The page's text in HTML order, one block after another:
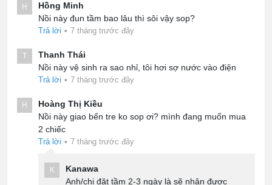
H
Hồng Minh
Nồi này đun tầm bao lâu thì sôi vậy sop?
Trả lời • 7 tháng trước đây
T
Thanh Thái
Nồi này vệ sinh ra sao nhỉ, tôi hơi sợ nước vào điện
Trả lời • 7 tháng trước đây
H
Hoàng Thị Kiều
Nồi này giao bến tre ko sop ơi? mình đang muốn mua
2 chiếc
Trả lời • 7 tháng trước đây
K
Kanawa
Anh/chị đặt tầm 2-3 ngày là sẽ nhận được